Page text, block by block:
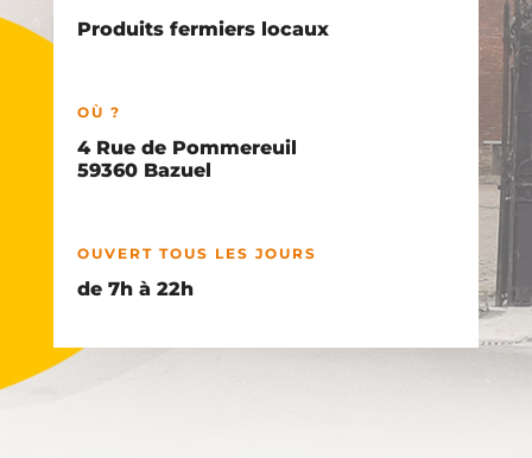
Produits fermiers locaux
OÙ ?
4 Rue de Pommereuil
59360 Bazuel
OUVERT TOUS LES JOURS
de 7h à 22h